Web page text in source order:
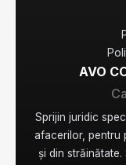
AVO
Sprijin juridic
afacerilor, pentru
și din